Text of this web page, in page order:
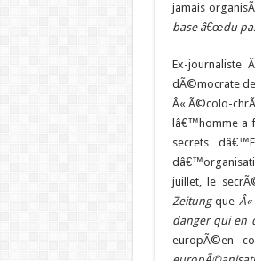
jamais
base â€œdu
Ex-journaliste
dÃ©mocrate
Â« Ã©colo-
lâ€™homme a
secrets
juillet, le
Zeitungque
danger qui en
europÃ©en